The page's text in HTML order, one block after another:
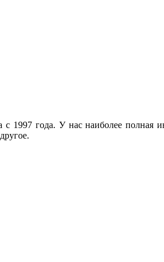
года. У нас наиболее полная